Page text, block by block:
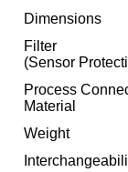
Dimensions
Filter
(Sensor
Process
Material
Weight